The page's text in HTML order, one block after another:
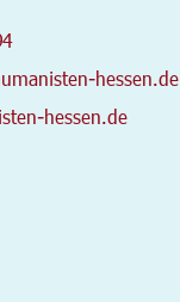
hessen.de
hessen.de